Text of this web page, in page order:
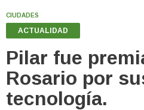
CIUDADES
ACTUALIDAD
Pilar fue
Rosario por
tecnología.